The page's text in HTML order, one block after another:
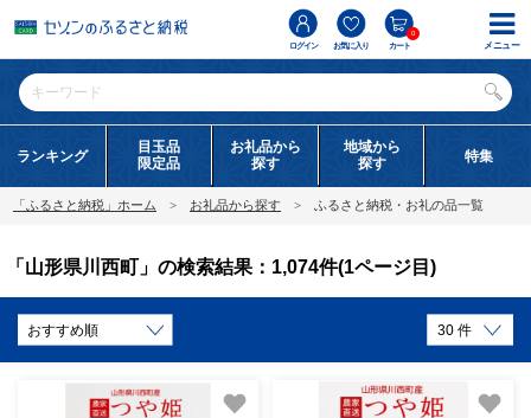
ログイン お気に入り カート
0
ランキング
目玉品
限定品
お礼品から
探す
地域から
探す
特集
「ふるさと納税」ホーム お礼品から探す ふるさと納税・お礼の品一覧
「山形県川西町」の検索結果：1,074件(1ページ目)
メニュー